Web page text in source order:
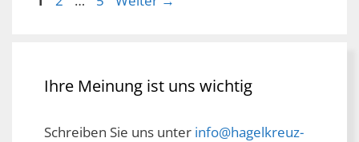
Ihre Meinung ist uns wichtig
Schreiben Sie uns unter info@hagelkreuz-